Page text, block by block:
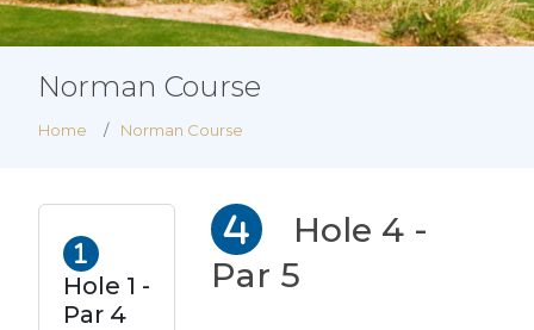
Norman Course
Home Norman Course
Hole 4 -
Par 5
Hole 1 -
Par 4